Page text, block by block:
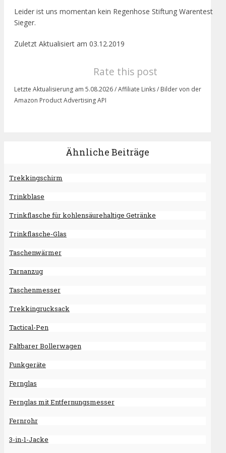
Leider ist uns momentan kein Regenhose Stiftung Warentest
Sieger.
Zuletzt Aktualisiert am 03.12.2019
Rate this post
Letzte Aktualisierung am 5.08.2026 / Affiliate Links / Bilder von der
Amazon Product Advertising API
Ähnliche Beiträge
Trekkingschirm
Trinkblase
Trinkflasche für kohlensäurehaltige Getränke
Trinkflasche-Glas
Taschenwärmer
Tarnanzug
Taschenmesser
Trekkingrucksack
Tactical-Pen
Faltbarer Bollerwagen
Funkgeräte
Fernglas
Fernglas mit Entfernungsmesser
Fernrohr
3-in-1-Jacke